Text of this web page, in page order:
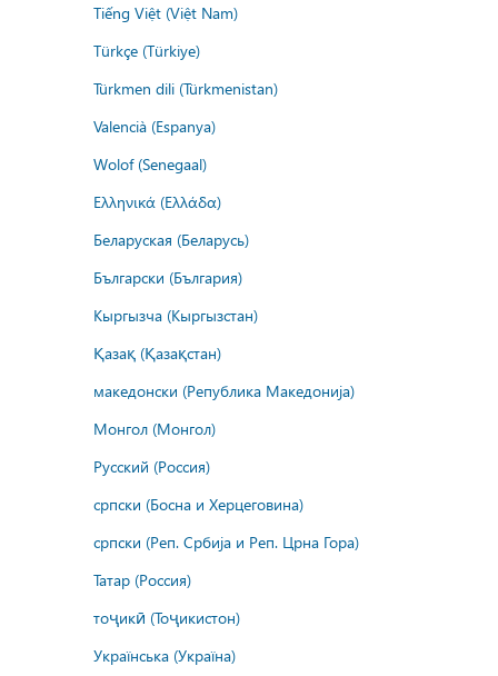
Tiếng Việt (Việt Nam)
Türkçe (Türkiye)
Türkmen dili (Türkmenistan)
Valencià (Espanya)
Wolof (Senegaal)
Ελληνικά (Ελλάδα)
Беларуская (Беларусь)
Български (България)
Кыргызча (Кыргызстан)
Қазақ (Қазақстан)
македонски (Република Македонија)
Монгол (Монгол)
Русский (Россия)
српски (Босна и Херцеговина)
српски (Реп. Србија и Реп. Црна Гора)
Татар (Россия)
тоҷикӣ (Тоҷикистон)
Українська (Україна)